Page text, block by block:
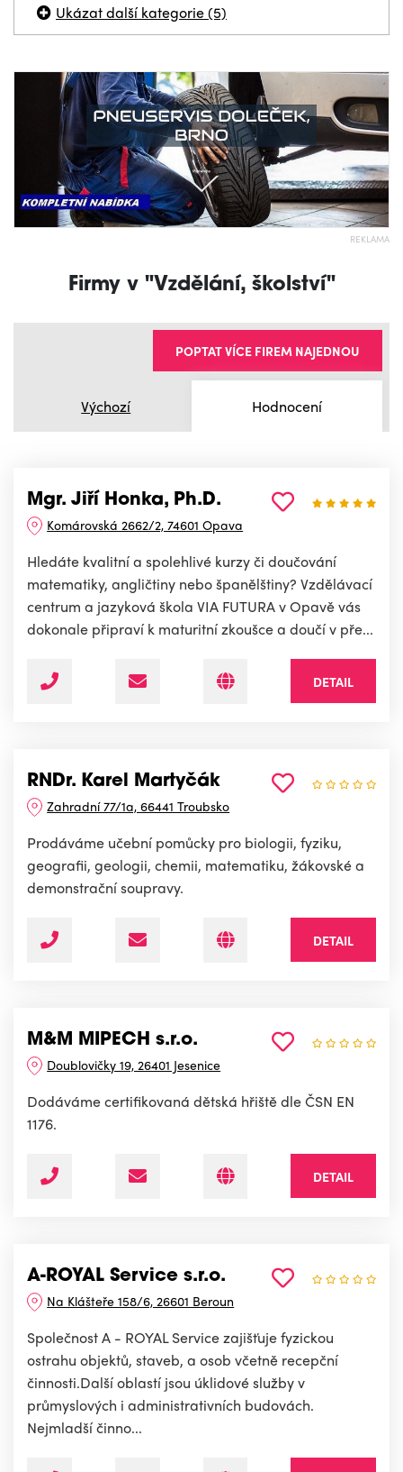
Ukázat další kategorie (5)
REKLAMA
Firmy v "Vzdělání, školství"
Výchozí Hodnocení
POPTAT VÍCE FIREM NAJEDNOU
Mgr. Jiří Honka, Ph.D.
Komárovská 2662/2, 74601 Opava
Hledáte kvalitní a spolehlivé kurzy či doučování
matematiky, angličtiny nebo španělštiny? Vzdělávací
centrum a jazyková škola VIA FUTURA v Opavě vás
dokonale připraví k maturitní zkoušce a doučí v pře...
DETAIL
RNDr. Karel Martyčák
Zahradní 77/1a, 66441 Troubsko
Prodáváme učební pomůcky pro biologii, fyziku,
geografii, geologii, chemii, matematiku, žákovské a
demonstrační soupravy.
DETAIL
M&M MIPECH s.r.o.
Doublovičky 19, 26401 Jesenice
Dodáváme certifikovaná dětská hřiště dle ČSN EN
1176.
DETAIL
A-ROYAL Service s.r.o.
Na Klášteře 158/6, 26601 Beroun
Společnost A - ROYAL Service zajišťuje fyzickou
ostrahu objektů, staveb, a osob včetně recepční
činnosti.Další oblastí jsou úklidové služby v
průmyslových i administrativních budovách.
Nejmladší činno...